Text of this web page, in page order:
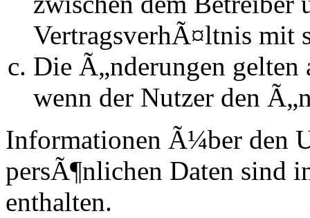
VertragsverhÃ¤ltnis mit
Die Ã„nderungen
wenn der Nutzer den
Informationen Ã¼ber den
persÃ¶nlichen Daten sind
enthalten.